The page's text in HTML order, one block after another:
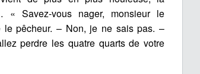
« Savez-vous nager, monsieur le
le pêcheur. – Non, je ne sais pas. –
perdre les quatre quarts de votre